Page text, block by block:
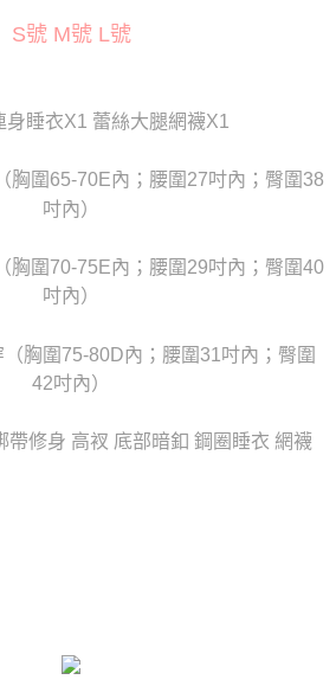
公司。
，請瀏覽以下網址：
經同意申辦者引起之損失，本公司不負相關責
若仍有額度不足之情形，本公司將視審查結果
或使用他人資訊註冊。若發現惡意使用之情形，
含以上)免運費
S號 M號 L號
身睡衣X1 蕾絲大腿網襪X1
圍65-70E內；腰圍27吋內；臀圍38
吋內）
胸圍70-75E內；腰圍29吋內；臀圍40
吋內）
胸圍75-80D內；腰圍31吋內；臀圍
42吋內）
帶修身 高衩 底部暗釦 鋼圈睡衣 網襪